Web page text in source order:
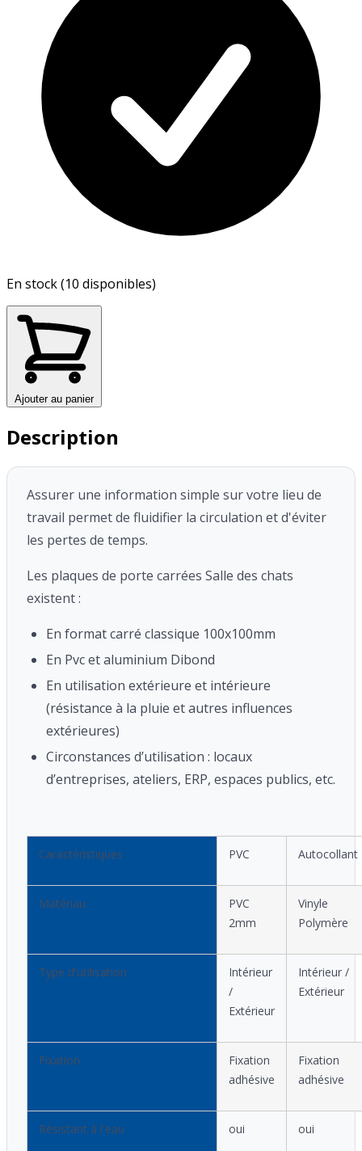
En stock (10 disponibles)
Ajouter au panier
Description
Assurer une information simple sur votre lieu de
travail permet de fluidifier la circulation et d'éviter
les pertes de temps.
Les plaques de porte carrées Salle des chats
existent :
En format carré classique 100x100mm
En Pvc et aluminium Dibond
En utilisation extérieure et intérieure
(résistance à la pluie et autres influences
extérieures)
Circonstances d’utilisation : locaux
d’entreprises, ateliers, ERP, espaces publics, etc.
Caractéristiques PVC Autocollant
Matériau
PVC
2mm
Vinyle
Polymère
Type d'utilisation
Intérieur
/
Extérieur
Intérieur /
Extérieur
Fixation
Fixation
adhésive
Fixation
adhésive
Résistant à l'eau oui oui